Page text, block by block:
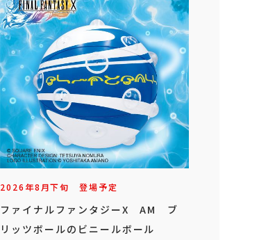
2026年8月下旬 登場予定
ファイナルファンタジーX AM ブ
リッツボールのビニールボール